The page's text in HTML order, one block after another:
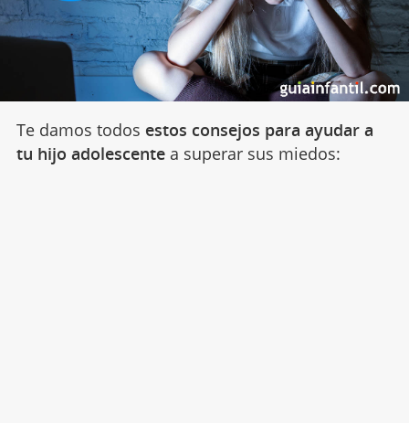
Te damos todos estos consejos para ayudar a
tu hijo adolescentea superar sus miedos: